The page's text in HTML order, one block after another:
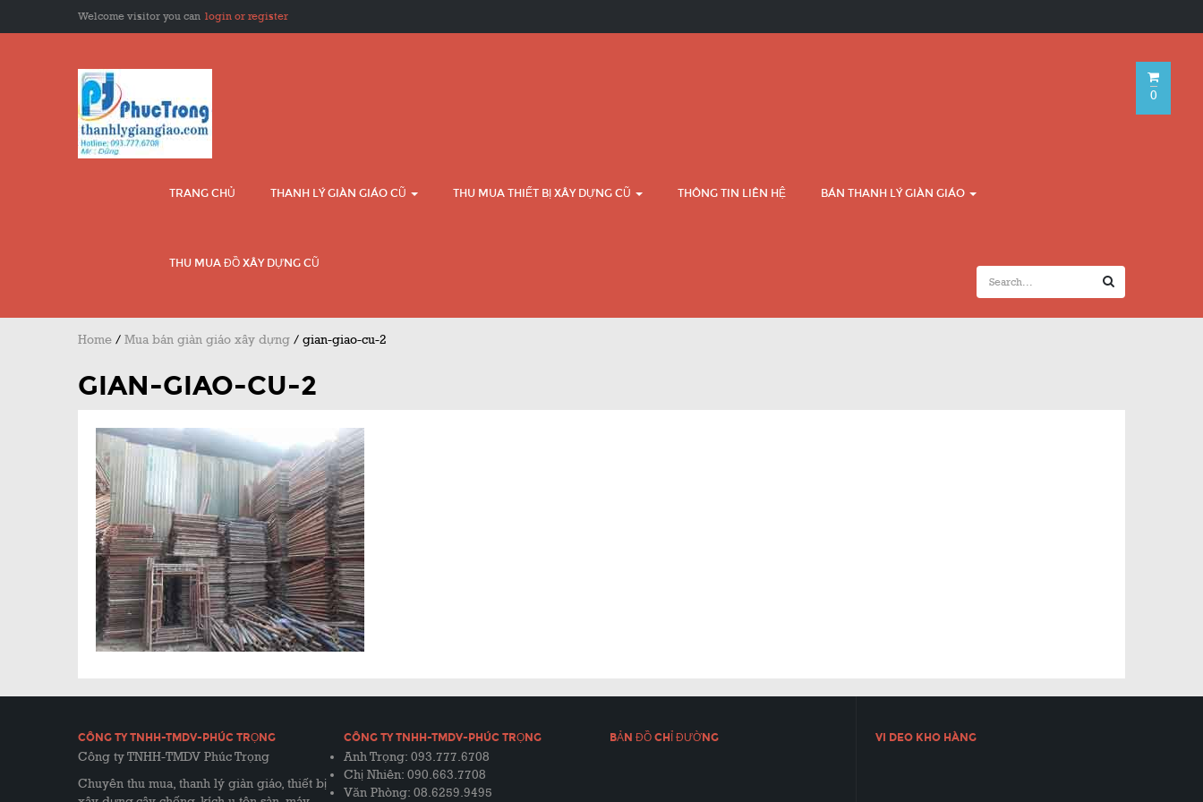
Welcome visitor you can login or register
TRANG CHỦ THANH LÝ GIÀN GIÁO CŨ THU MUA THIẾT BỊ XÂY DỰNG CŨ THÔNG TIN LIÊN HỆ BÁN THANH LÝ GIÀN GIÁO
THU MUA ĐỒ XÂY DỰNG CŨ
0
Home / Mua bán giàn giáo xây dựng / gian-giao-cu-2
GIAN-GIAO-CU-2
CÔNG TY TNHH-TMDV-PHÚC TRỌNG
Công ty TNHH-TMDV Phúc Trọng
Chuyên thu mua, thanh lý giàn giáo, thiết bị
CÔNG TY TNHH-TMDV-PHÚC TRỌNG
Anh Trọng: 093.777.6708
Chị Nhiên: 090.663.7708
Văn Phòng: 08.6259.9495
BẢN ĐỒ CHỈ ĐƯỜNG VI DEO KHO HÀNG